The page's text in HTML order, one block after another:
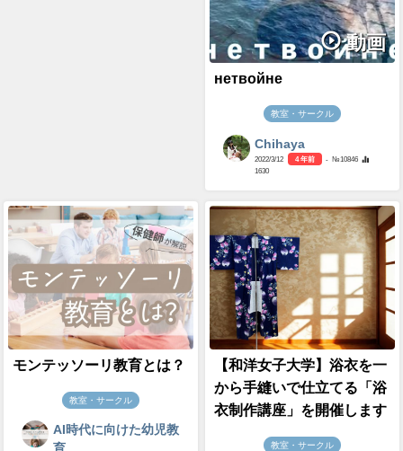
動画
нетвойне
教室・サークル
Chihaya
2022/3/12 4 年前
- №10846
1630
モンテッソーリ教育とは？
教室・サークル
AI時代に向けた幼児教
【和洋女子大学】浴衣を一
から手縫いで仕立てる「浴
衣制作講座」を開催します
教室・サークル